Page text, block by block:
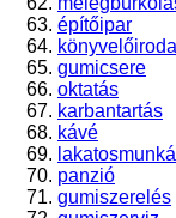
építőipar
könyvelőiroda
gumicsere
oktatás
karbantartás
kávé
panzió
gumiszerelés